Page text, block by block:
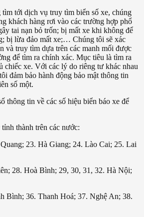
tới dịch vụ truy tìm biển số xe, chúng
khách hàng rơi vào các trường hợp phổ
tai nạn bỏ trốn; bị mất xe khi không để
bị lừa đảo mất xe;… Chúng tôi sẽ xác
và truy tìm dựa trên các manh mối được
để tìm ra chính xác. Mục tiêu là tìm ra
chiếc xe. Với các lý do riêng tư khác nhau
đảm bảo hành động bảo mật thông tin
số một.
thông tin về các số hiệu biển báo xe để
thành trên các nước:
23. Hà Giang; 24. Lào Cai; 25. Lai
28. Hoà Bình; 29, 30, 31, 32. Hà Nội;
Bình; 36. Thanh Hoá; 37. Nghệ An; 38.